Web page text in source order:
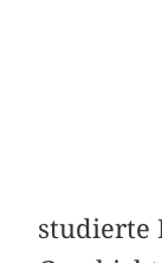
studierte